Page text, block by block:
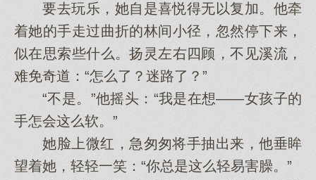
要去玩乐，她自是喜悦得无以复加。他牵
着她的手走过曲折的林间小径，忽然停下来，
似在思索些什么。扬灵左右四顾，不见溪流，
难免奇道：“怎么了？迷路了？”
“不是。”他摇头：“我是在想——女孩子的
手怎会这么软。”
她脸上微红，急匆匆将手抽出来，他垂眸
望着她，轻轻一笑：“你总是这么轻易害臊。”